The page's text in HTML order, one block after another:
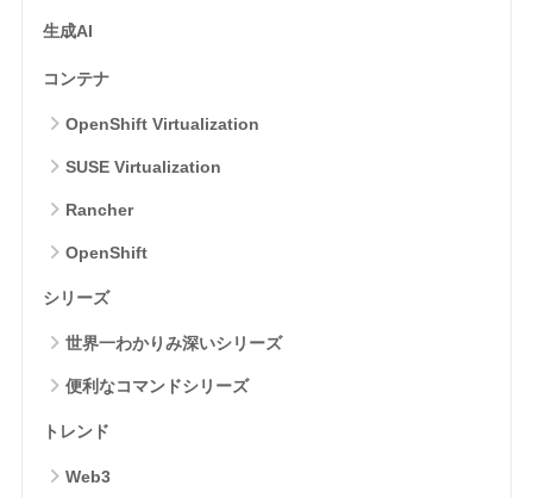
生成AI
コンテナ
OpenShift Virtualization
SUSE Virtualization
Rancher
OpenShift
シリーズ
世界一わかりみ深いシリーズ
便利なコマンドシリーズ
トレンド
Web3